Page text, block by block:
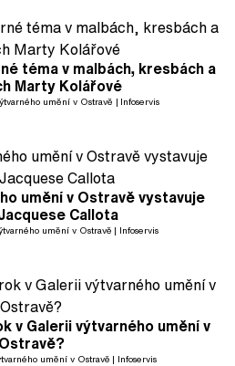
téma v malbách, kresbách a
Marty Kolářové
umění v Ostravě Infoservis
umění v Ostravě vystavuje
Callota
umění v Ostravě Infoservis
v Galerii výtvarného umění v
Ostravě?
umění v Ostravě Infoservis